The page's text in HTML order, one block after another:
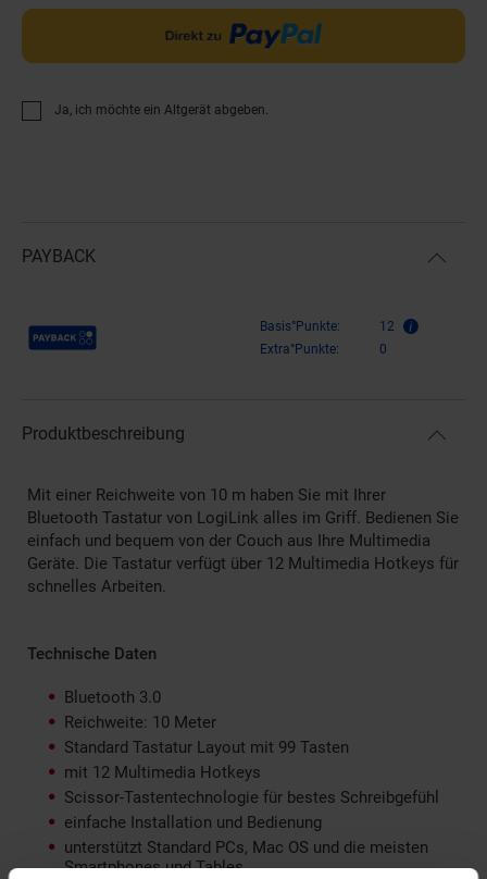
Ja, ich möchte ein Altgerät abgeben.
PAYBACK
Payback Punkte Basis°Punkte:
12
Extra°Punkte:
0
Produktbeschreibung
Mit einer Reichweite von 10 m haben Sie mit Ihrer
Bluetooth Tastatur von LogiLink alles im Griff. Bedienen Sie
einfach und bequem von der Couch aus Ihre Multimedia
Geräte. Die Tastatur verfügt über 12 Multimedia Hotkeys für
schnelles Arbeiten.
Technische Daten
Bluetooth 3.0
Reichweite: 10 Meter
Standard Tastatur Layout mit 99 Tasten
mit 12 Multimedia Hotkeys
Scissor-Tastentechnologie für bestes Schreibgefühl
einfache Installation und Bedienung
unterstützt Standard PCs, Mac OS und die meisten
Smartphones und Tables